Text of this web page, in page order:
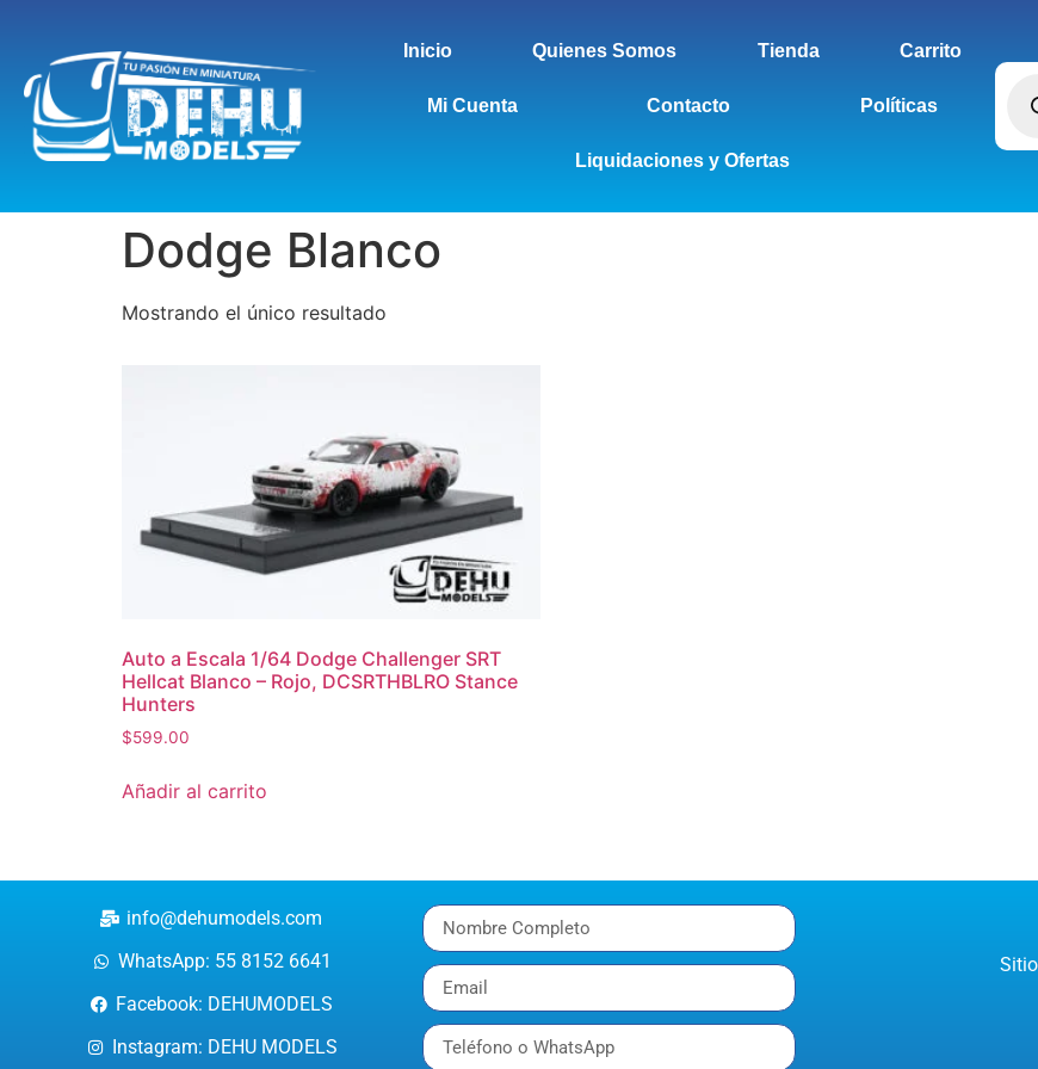
Inicio Quienes Somos Tienda Carrito
Mi Cuenta Contacto Políticas
Liquidaciones y Ofertas
Dodge Blanco
Mostrando el único resultado
Auto a Escala 1/64 Dodge Challenger SRT
Hellcat Blanco – Rojo, DCSRTHBLRO Stance
Hunters
$599.00
Añadir al carrito
info@dehumodels.com
WhatsApp: 55 8152 6641
Facebook: DEHUMODELS
Instagram: DEHU MODELS